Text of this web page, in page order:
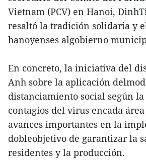
Vietnam (PCV) en Hanoi,
resaltó la tradición solidaria y
hanoyenses algobierno
En concreto, la iniciativa del
Anh sobre la aplicación
distanciamiento social según
contagios del virus encada
avances importantes en la
dobleobjetivo de garantizar la
residentes y la producción.